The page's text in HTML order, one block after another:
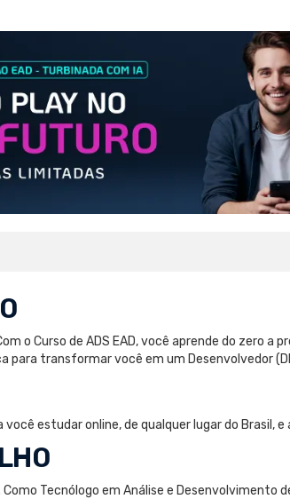
o Curso de ADS EAD, você aprende do zero
para transformar você em um Desenvolvedor
estudar online, de qualquer lugar do Brasil,
Como Tecnólogo em Análise e